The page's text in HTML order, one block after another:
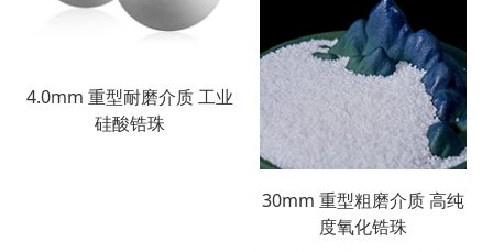
4.0mm 重型耐磨介质 工业
硅酸锆珠
30mm 重型粗磨介质 高纯
度氧化锆珠